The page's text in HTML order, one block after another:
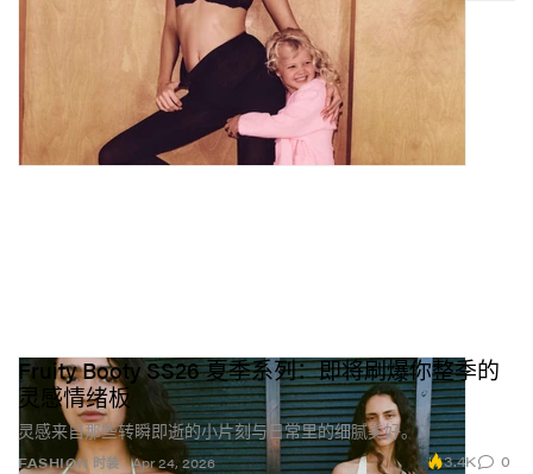
FASHION 时装
Fruity Booty SS26 夏季系列：即将刷爆你整季的
灵感情绪板
灵感来自那些转瞬即逝的小片刻与日常里的细腻美好。
Apr 24, 2026 3.4K 0